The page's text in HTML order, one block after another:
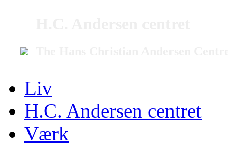
Liv
H.C. Andersen centret
Værk